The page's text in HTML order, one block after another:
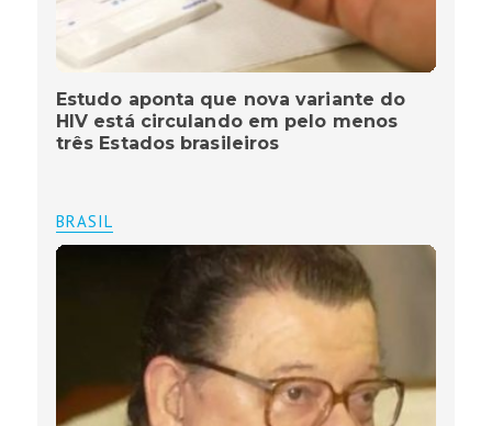
Estudo aponta que nova variante do
HIV está circulando em pelo menos
três Estados brasileiros
BRASIL